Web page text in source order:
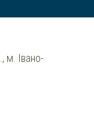
м. Івано-